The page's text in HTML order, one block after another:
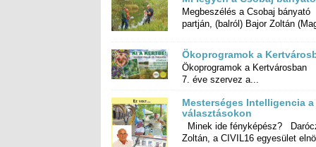
Megbeszélés a Csobaj bányató
partján, (balról) Bajor Zoltán
Ökoprogramok a
Ökoprogramok a Kertvárosban
7. éve szervez a...
Mesterséges Intelligencia a
választásokon
Minek ide fényképész?
Zoltán, a CIVIL16 egyesület